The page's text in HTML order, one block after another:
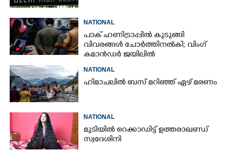
NATIONAL
പാക് ഹണിട്രാപ്പിൽ കുടുങ്ങി
വിവരങ്ങൾ ചോർത്തിനൽകി;​ വിംഗ്
കമാൻഡർ ജയിലിൽ
NATIONAL
ഹിമാചലിൽ ബസ് മറിഞ്ഞ് ഏഴ് മരണം
NATIONAL
മുടിയിൽ റെക്കാഡിട്ട് ഉത്തരാഖണ്ഡ്
സ്വദേശിനി